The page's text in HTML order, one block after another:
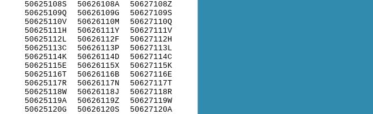
50625108S
50625109Q
50625110V
50625111H
50625112L
50625113C
50625114K
50625115E
50625116T
50625117R
50625118W
50625119A
50625120G
50626108A
50626109G
50626110M
50626111Y
50626112F
50626113P
50626114D
50626115X
50626116B
50626117N
50626118J
50626119Z
50626120S
50627108Z
50627109S
50627110Q
50627111V
50627112H
50627113L
50627114C
50627115K
50627116E
50627117T
50627118R
50627119W
50627120A